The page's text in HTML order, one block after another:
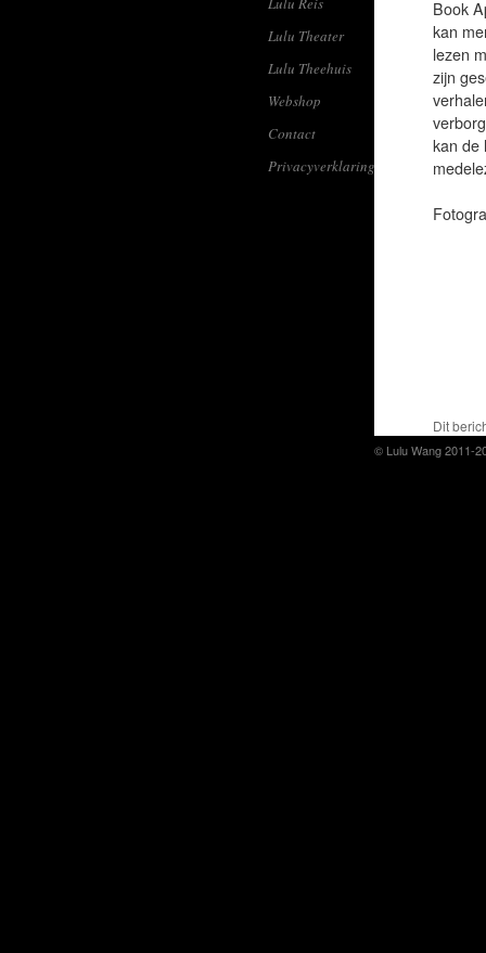
Lulu Theater
Lulu Theehuis
Webshop
Contact
Privacyverklaring
Book
kan
lezen
zijn
kan de
Dit
© Lulu Wang 2011-